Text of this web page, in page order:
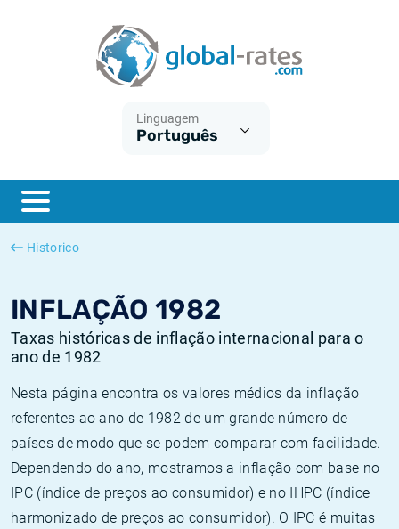
Linguagem
Português
Historico
INFLAÇÃO 1982
Taxas históricas de inflação internacional para o
ano de 1982
Nesta página encontra os valores médios da inflação
referentes ao ano de 1982 de um grande número de
países de modo que se podem comparar com facilidade.
Dependendo do ano, mostramos a inflação com base no
IPC (índice de preços ao consumidor) e no IHPC (índice
harmonizado de preços ao consumidor). O IPC é muitas
ESTER
SONIA
O que é a inflação do IPC?
O que é a inflação do IHPC?
Inflação Estados Unidos
Inflação Europa
Taxas Euribor históricas
Taxas ESTER históricas
Taxas SONIA históricas
Taxas TONAR históricas
Calculadora de inflação